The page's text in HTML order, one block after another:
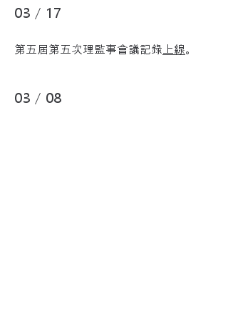
03 / 17
第五屆第五次理監事會議記錄 上線。
03 / 08